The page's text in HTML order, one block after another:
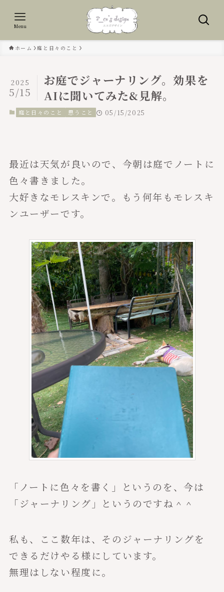
Menu
ホーム 庭と日々のこと
お庭でジャーナリング。効果を
AIに聞いてみた&見解。
2025
5/15
庭と日々のこと 思うこと 05/15/2025
最近は天気が良いので、今朝は庭でノートに
色々書きました。
大好きなモレスキンで。もう何年もモレスキ
ンユーザーです。
「ノートに色々を書く」というのを、今は
「ジャーナリング」というのですね＾＾
私も、ここ数年は、そのジャーナリングを
できるだけやる様にしています。
無理はしない程度に。